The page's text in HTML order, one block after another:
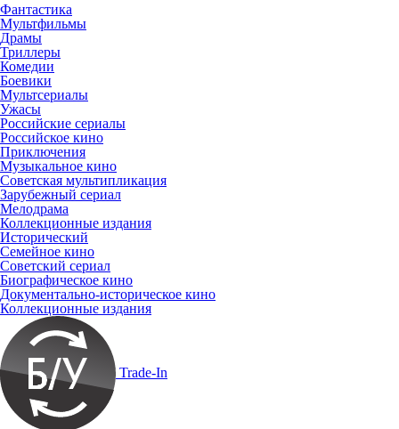
Фантастика
Мультфильмы
Драмы
Триллеры
Комедии
Боевики
Мультсериалы
Ужасы
Российские сериалы
Российское кино
Приключения
Музыкальное кино
Советская мультипликация
Зарубежный сериал
Мелодрама
Коллекционные издания
Исторический
Семейное кино
Советский сериал
Биографическое кино
Документально-историческое кино
Коллекционные издания
Trade-In